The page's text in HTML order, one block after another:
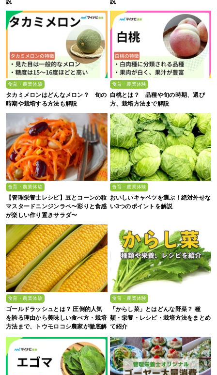
食育・農業体験
タカミメロンはどんなメロン？ 旬の
時期や栽培する方法も解説
食育・農業体験
白桃とは？ 品種や旬の時期、選び
方、栽培方法まで解説
食育・農業体験
【管理栄養士レシピ】豆とコーンの粒
マスタードニンジンラペ〜彩りと食感
が楽しい作り置きサラダ〜
食育・農業体験
おいしいキャベツを選ぶ！絶対外せな
い3つのポイントを解説
食育・農業体験
ゴールドラッシュとは？ 圧倒的人気
を誇る理由から美味しい食べ方・栽培
方法まで、トウモロコシ農家が徹底解
食育・農業体験
「からし菜」とはどんな野菜？ 種
類・栄養・レシピ・栽培方法をまとめ
て紹介